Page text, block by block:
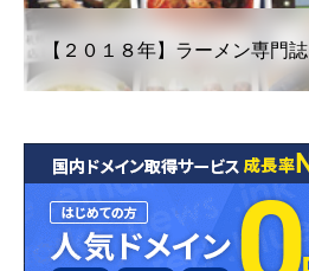
【２０１８年】ラーメン専門誌